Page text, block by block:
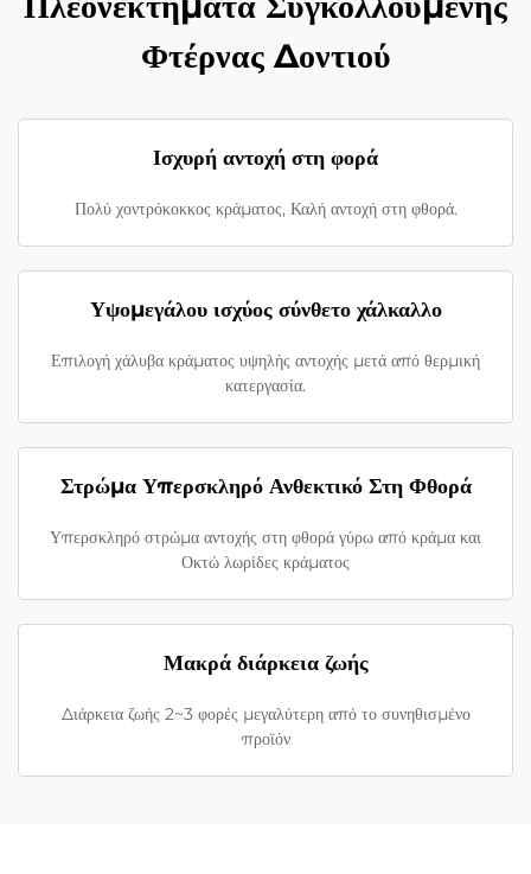
Φτέρνας Δοντιού
Ισχυρή αντοχή στη φορά
Πολύ χοντρόκοκκος κράματος, Καλή αντοχή στη φθορά.
Υψομεγάλου ισχύος σύνθετο χάλκαλλο
Επιλογή χάλυβα κράματος υψηλής αντοχής μετά από θερμική
κατεργασία.
Στρώμα Υπερσκληρό Ανθεκτικό Στη Φθορά
Υπερσκληρό στρώμα αντοχής στη φθορά γύρω από κράμα και
Οκτώ λωρίδες κράματος
Μακρά διάρκεια ζωής
Διάρκεια ζωής 2~3 φορές μεγαλύτερη από το συνηθισμένο
προϊόν